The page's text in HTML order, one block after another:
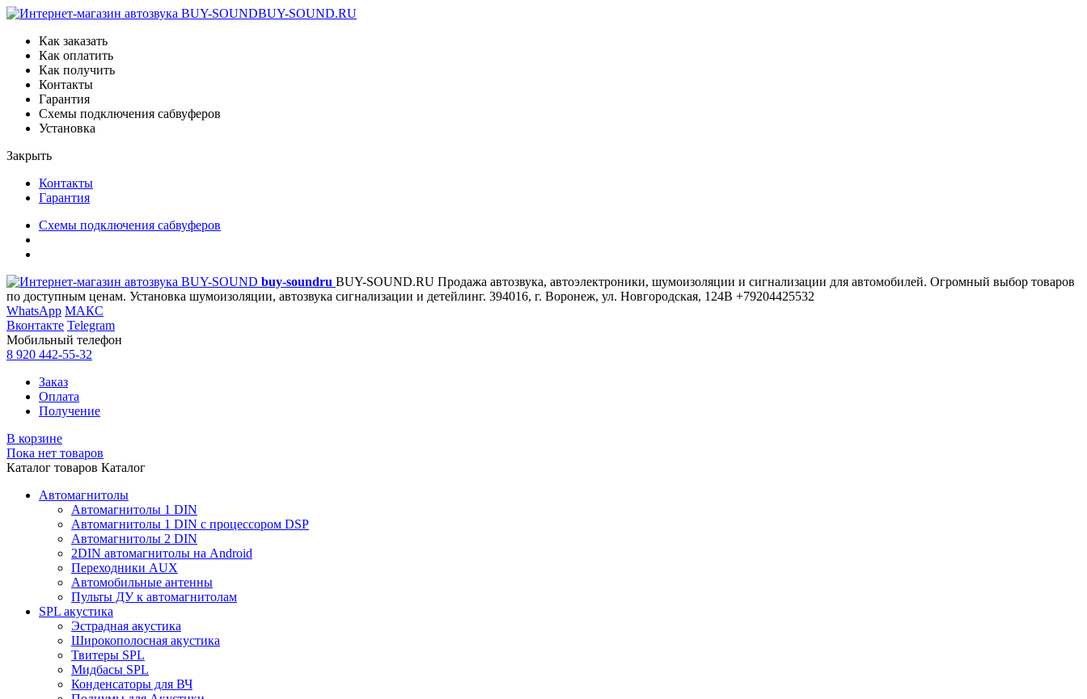
BUY-SOUND.RU
Как заказать
Как оплатить
Как получить
Контакты
Гарантия
Схемы подключения сабвуферов
Установка
Закрыть
Контакты
Гарантия
Схемы подключения сабвуферов
buy-soundru BUY-SOUND.RU Продажа автозвука, автоэлектроники, шумоизоляции и сигнализации для автомобилей. Огромный выбор товаров
по доступным ценам. Установка шумоизоляции, автозвука сигнализации и детейлинг. 394016, г. Воронеж, ул. Новгородская, 124В +79204425532
WhatsApp МАКС
Вконтакте Telegram
Мобильный телефон
8 920 442-55-32
Заказ
Оплата
Получение
В корзине
Пока нет товаров
Каталог товаров Каталог
Автомагнитолы
Автомагнитолы 1 DIN
Автомагнитолы 1 DIN с процессором DSP
Автомагнитолы 2 DIN
2DIN автомагнитолы на Android
Переходники AUX
Автомобильные антенны
Пульты ДУ к автомагнитолам
SPL акустика
Эстрадная акустика
Широкополосная акустика
Твитеры SPL
Мидбасы SPL
Конденсаторы для ВЧ